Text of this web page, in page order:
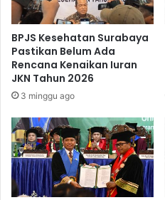
e
m
e
s
e
r
I
2
0
2
5
u
r
J
a
m
I
k
u
t
i
BPJS Kesehatan Surabaya
Pastikan Belum Ada
Rencana Kenaikan Iuran
JKN Tahun 2026
3 minggu ago